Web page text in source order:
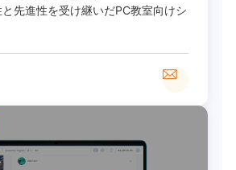
先進性を受け継いだPC教室向けシ